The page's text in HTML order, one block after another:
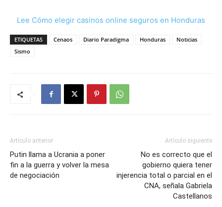
Lee Cómo elegir casinos online seguros en Honduras
ETIQUETAS Cenaos Diario Paradigma Honduras
Noticias
Sismo
Artículo anterior
Putin llama a Ucrania a poner
fin a la guerra y volver la mesa
de negociación
Artículo siguiente
No es correcto que el
gobierno quiera tener
injerencia total o parcial en el
CNA, señala Gabriela
Castellanos